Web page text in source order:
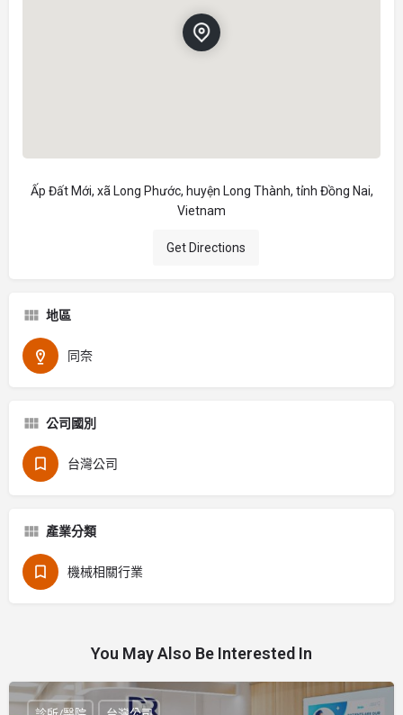
Ấp Đất Mới, xã Long Phước, huyện Long Thành, tỉnh Đồng Nai,
Vietnam
Get Directions
地區
同奈
公司國別
台灣公司
產業分類
機械相關行業
You May Also Be Interested In